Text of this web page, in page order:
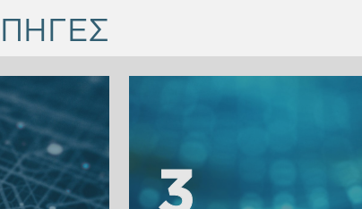
3
3